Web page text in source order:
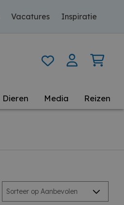
Vacatures Inspiratie
Dieren Media Reizen